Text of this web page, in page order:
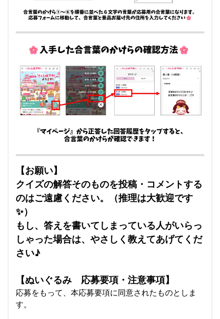
【お願い】
クイズの解答そのものを投稿・コメントする
のはご遠慮ください。（推理は大歓迎です
✨）
もし、答えを書いてしまっている人がいらっ
しゃった場合は、やさしく教えてあげてくだ
さい♪
【ぬいぐるみ 応募要項・注意事項】
応募をもって、本応募要項に同意されたものとしま
す。